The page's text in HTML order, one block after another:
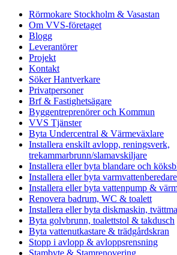
Rörmokare Stockholm & Vasastan
Om VVS-företaget
Blogg
Leverantörer
Projekt
Kontakt
Söker Hantverkare
Privatpersoner
Brf & Fastighetsägare
Byggentreprenörer och Kommun
VVS Tjänster
Byta Undercentral & Värmeväxlare
Installera enskilt avlopp, reningsverk,
trekammarbrunn/slamavskiljare
Installera eller byta blandare och
Installera eller byta varmvattenberedare
Installera eller byta vattenpump &
Renovera badrum, WC & toalett
Installera eller byta diskmaskin,
Byta golvbrunn, toalettstol & takdusch
Byta vattenutkastare & trädgårdskran
Stopp i avlopp & avloppsrensning